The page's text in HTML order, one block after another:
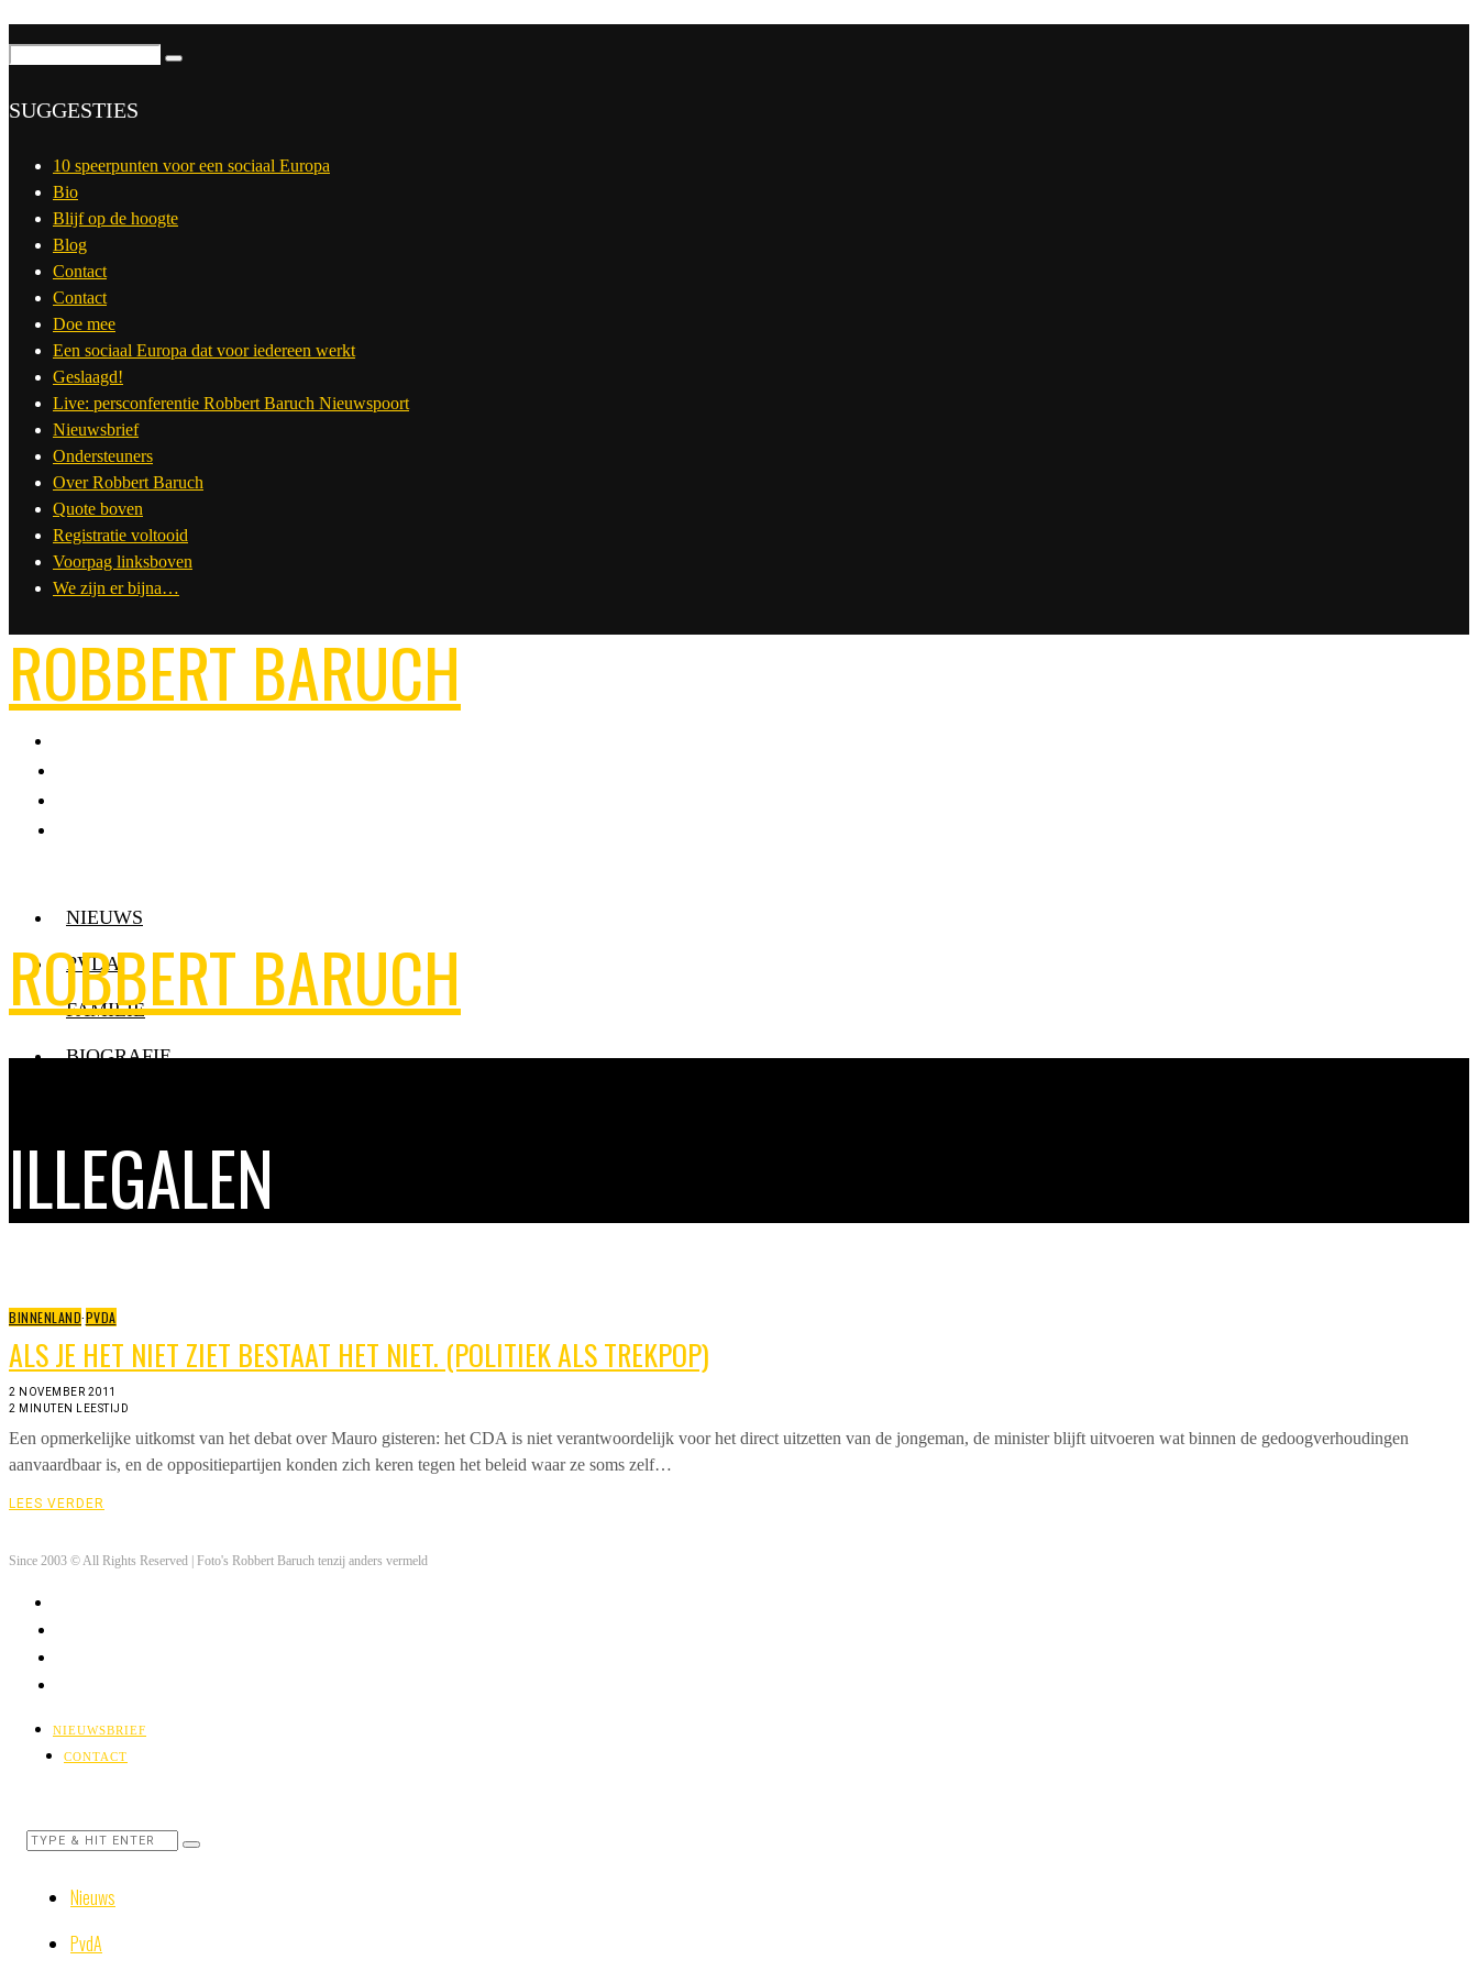
SUGGESTIES
10 speerpunten voor een sociaal Europa
Bio
Blijf op de hoogte
Blog
Contact
Contact
Doe mee
Een sociaal Europa dat voor iedereen werkt
Geslaagd!
Live: persconferentie Robbert Baruch Nieuwspoort
Nieuwsbrief
Ondersteuners
Over Robbert Baruch
Quote boven
Registratie voltooid
Voorpag linksboven
We zijn er bijna…
ROBBERT BARUCH
NIEUWS
PVDA
FAMILIE
BIOGRAFIE
ROBBERT BARUCH
ILLEGALEN
BINNENLAND·PVDA
ALS JE HET NIET ZIET BESTAAT HET NIET. (POLITIEK ALS TREKPOP)
2 NOVEMBER 2011
2 MINUTEN LEESTIJD
Een opmerkelijke uitkomst van het debat over Mauro gisteren: het CDA is niet verantwoordelijk voor het direct uitzetten van de jongeman, de minister blijft uitvoeren wat binnen de gedoogverhoudingen
aanvaardbaar is, en de oppositiepartijen konden zich keren tegen het beleid waar ze soms zelf…
LEES VERDER
Since 2003 © All Rights Reserved | Foto's Robbert Baruch tenzij anders vermeld
NIEUWSBRIEF
CONTACT
Nieuws
PvdA